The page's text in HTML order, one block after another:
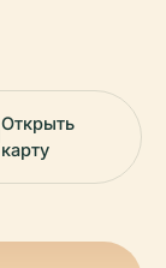
Открыть
карту